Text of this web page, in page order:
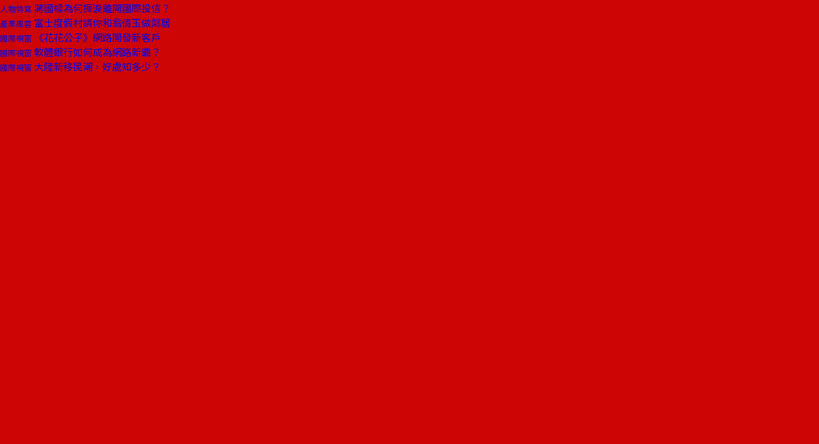
人物特寫 蔣國樑為何揮淚離開國際投信？
產業風雲 富士度假村請你和翁倩玉做鄰居
國際視窗 《花花公子》網路開發新客戶
國際視窗 軟體銀行如何成為網路新霸？
國際視窗 大陸新移民潮，好處知多少？